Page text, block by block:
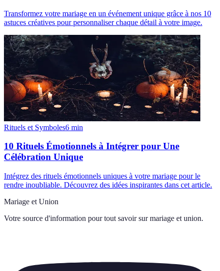
Transformez votre mariage en un événement unique grâce à nos 10
astuces créatives pour personnaliser chaque détail à votre image.
Rituels et Symboles6 min
10 Rituels Émotionnels à Intégrer pour Une
Célébration Unique
Intégrez des rituels émotionnels uniques à votre mariage pour le
rendre inoubliable. Découvrez des idées inspirantes dans cet article.
Mariage et Union
Votre source d'information pour tout savoir sur mariage et union.